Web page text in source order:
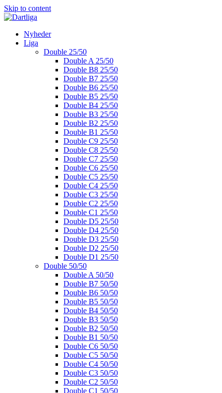
Skip to content
Nyheder
Liga
Double 25/50
Double A 25/50
Double B8 25/50
Double B7 25/50
Double B6 25/50
Double B5 25/50
Double B4 25/50
Double B3 25/50
Double B2 25/50
Double B1 25/50
Double C9 25/50
Double C8 25/50
Double C7 25/50
Double C6 25/50
Double C5 25/50
Double C4 25/50
Double C3 25/50
Double C2 25/50
Double C1 25/50
Double D5 25/50
Double D4 25/50
Double D3 25/50
Double D2 25/50
Double D1 25/50
Double 50/50
Double A 50/50
Double B7 50/50
Double B6 50/50
Double B5 50/50
Double B4 50/50
Double B3 50/50
Double B2 50/50
Double B1 50/50
Double C6 50/50
Double C5 50/50
Double C4 50/50
Double C3 50/50
Double C2 50/50
Double C1 50/50